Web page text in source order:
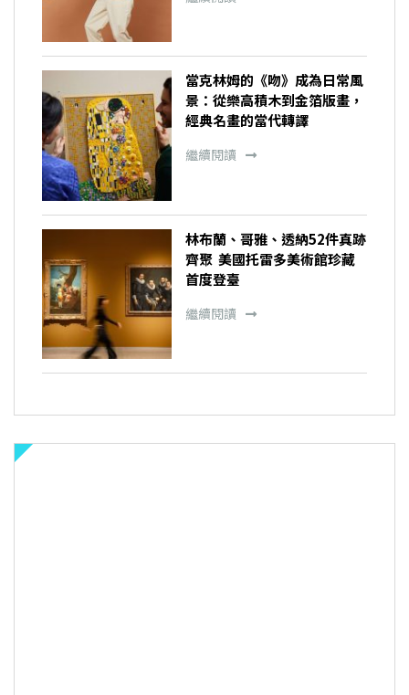
當克林姆的《吻》成為日常風
景：從樂高積木到金箔版畫，
經典名畫的當代轉譯
繼續閱讀
林布蘭、哥雅、透納52件真跡
齊聚 美國托雷多美術館珍藏
首度登臺
繼續閱讀